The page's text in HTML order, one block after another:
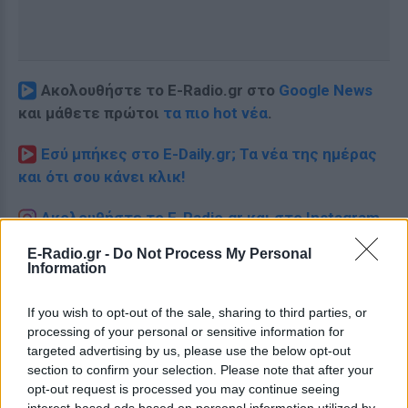
E-Radio.gr - Do Not Process My Personal
Information
If you wish to opt-out of the sale, sharing to third parties, or
processing of your personal or sensitive information for
targeted advertising by us, please use the below opt-out
section to confirm your selection. Please note that after your
opt-out request is processed you may continue seeing
Ακολουθήστε το E-Radio.gr στο Google News
και μάθετε πρώτοι τα πιο hot νέα.
Εσύ μπήκες στο E-Daily.gr; Τα νέα της ημέρας
και ότι σου κάνει κλικ!
Ακολουθήστε το E-Radio.gr και στο Instagram
ΔΙΑΦΗΜΙΣΗ